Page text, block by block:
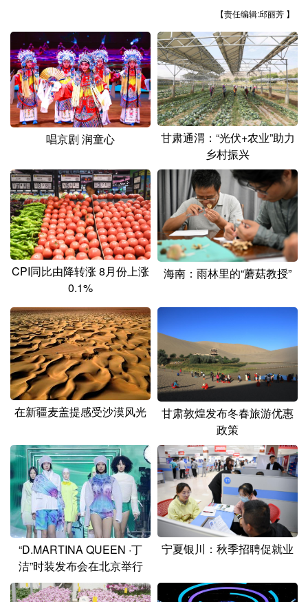
重庆
四川 贵州 云南 西藏
陕西 甘肃 青海 宁夏
新疆 内蒙古 黑龙江
English Español Français عربى
Русский язык 日本語 한국어
Deutsch Português
【责任编辑:邱丽芳 】
唱京剧 润童心
甘肃通渭：“光伏+农业”助力
乡村振兴
CPI同比由降转涨 8月份上涨
0.1%
海南：雨林里的“蘑菇教授”
在新疆麦盖提感受沙漠风光
甘肃敦煌发布冬春旅游优惠
政策
“D.MARTINA QUEEN ·丁
洁”时装发布会在北京举行
宁夏银川：秋季招聘促就业